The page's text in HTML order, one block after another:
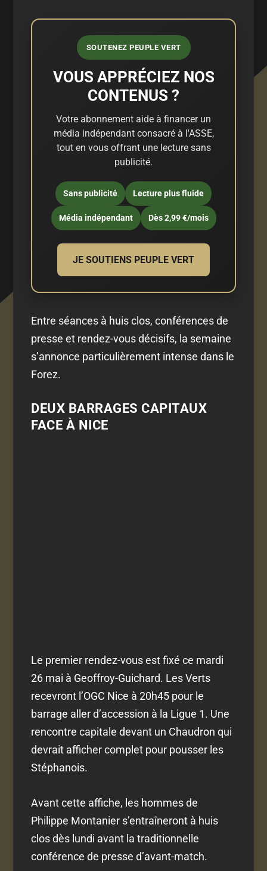
SOUTENEZ PEUPLE VERT
VOUS APPRÉCIEZ NOS
CONTENUS ?
Votre abonnement aide à financer un
média indépendant consacré à l'ASSE,
tout en vous offrant une lecture sans
publicité.
Sans publicité Lecture plus fluide
Média indépendant Dès 2,99 €/mois
JE SOUTIENS PEUPLE VERT
Entre séances à huis clos, conférences de
presse et rendez-vous décisifs, la semaine
s’annonce particulièrement intense dans le
Forez.
DEUX BARRAGES CAPITAUX
FACE À NICE
Le premier rendez-vous est fixé ce mardi
26 mai à Geoffroy-Guichard. Les Verts
recevront l’OGC Nice à 20h45 pour le
barrage aller d’accession à la Ligue 1. Une
rencontre capitale devant un Chaudron qui
devrait afficher complet pour pousser les
Stéphanois.
Avant cette affiche, les hommes de
Philippe Montanier s’entraîneront à huis
clos dès lundi avant la traditionnelle
conférence de presse d’avant-match.